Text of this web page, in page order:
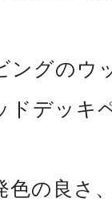
ングのウ
ドデッキ
の良さ